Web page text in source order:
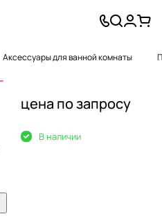
Аксессуары для ванной комнаты
цена по запросу
В наличии